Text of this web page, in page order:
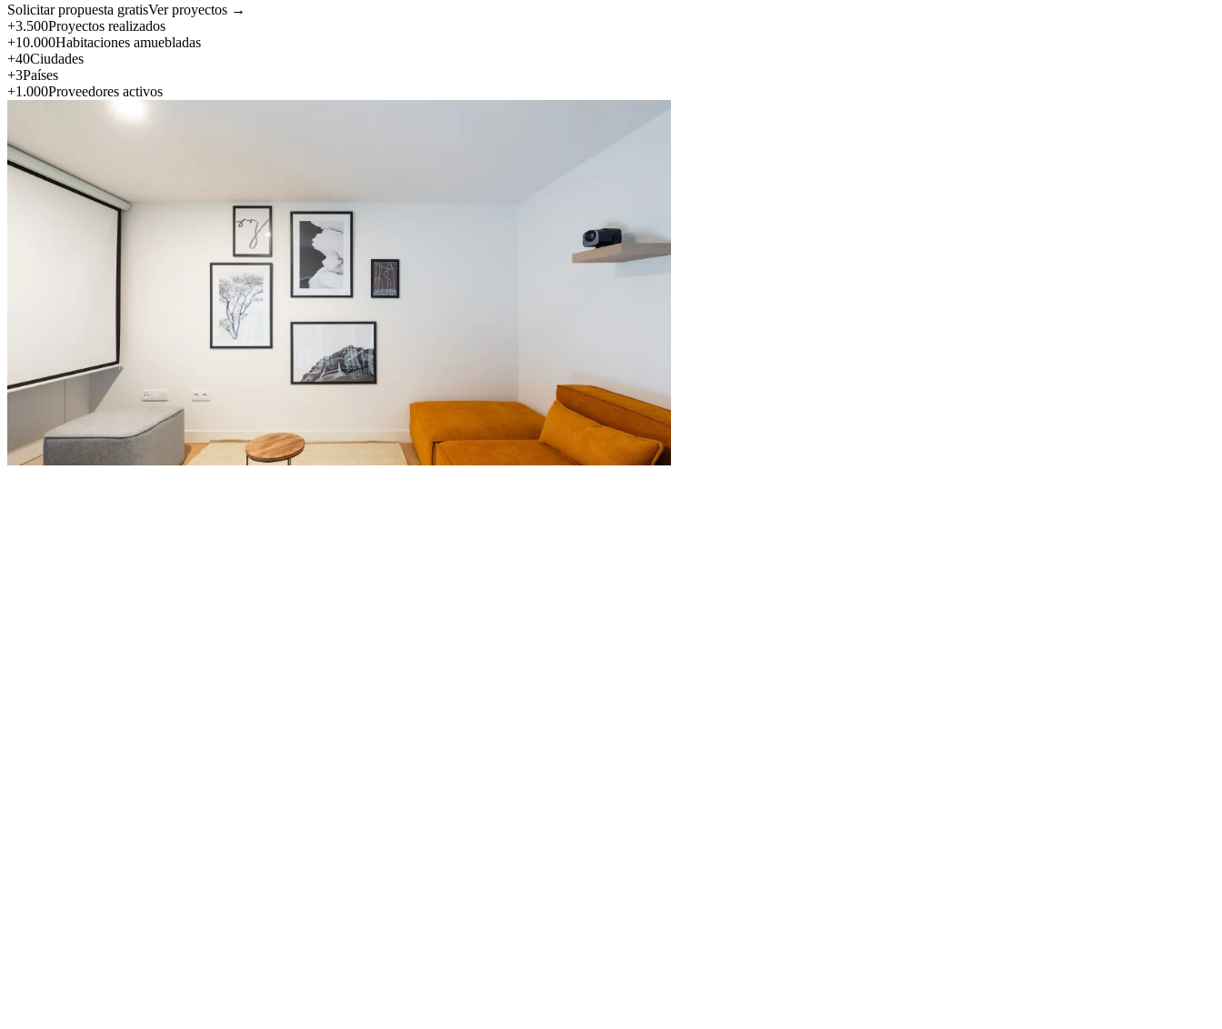
Solicitar propuesta gratisVer proyectos →
+3.500Proyectos realizados
+10.000Habitaciones amuebladas
+40Ciudades
+3Países
+1.000Proveedores activos